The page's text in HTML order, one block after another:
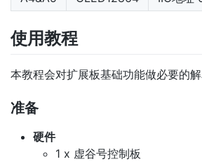
使用教程
本教程会对扩展板基础功能做必要的解
准备
硬件
1 x 虚谷号控制板